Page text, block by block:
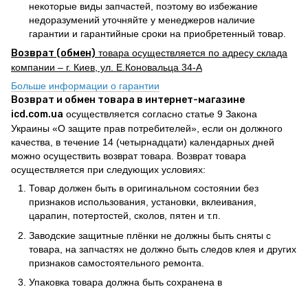
некоторые виды запчастей, поэтому во избежание
недоразумений уточняйте у менеджеров наличие
гарантии и гарантийные сроки на приобретенный товар.
Возврат (обмен) товара осуществляется по адресу склада
компании – г. Киев, ул. Е.Коновальца 34-А
Больше информации о гарантии
Возврат и обмен товара в интернет-магазине
icd.com.ua осуществляется согласно статье 9 Закона
Украины «О защите прав потребителей», если он должного
качества, в течение 14 (четырнадцати) календарных дней
можно осуществить возврат товара. Возврат товара
осуществляется при следующих условиях:
Товар должен быть в оригинальном состоянии без
признаков использования, установки, вклеивания,
царапин, потертостей, сколов, пятен и т.п.
Заводские защитные плёнки не должны быть сняты с
товара, на запчастях не должно быть следов клея и других
признаков самостоятельного ремонта.
Упаковка товара должна быть сохранена в